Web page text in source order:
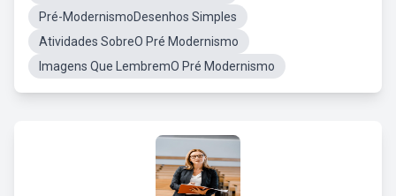
Pré-ModernismoDesenhos Simples
Atividades SobreO Pré Modernismo
Imagens Que LembremO Pré Modernismo